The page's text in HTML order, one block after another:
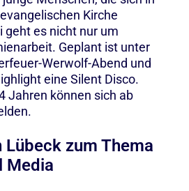
Kirche
geht es nicht nur um
Geplant ist unter
Werwolf-Abend und
eine Silent Disco.
Jahren können sich ab
zum Thema
Media